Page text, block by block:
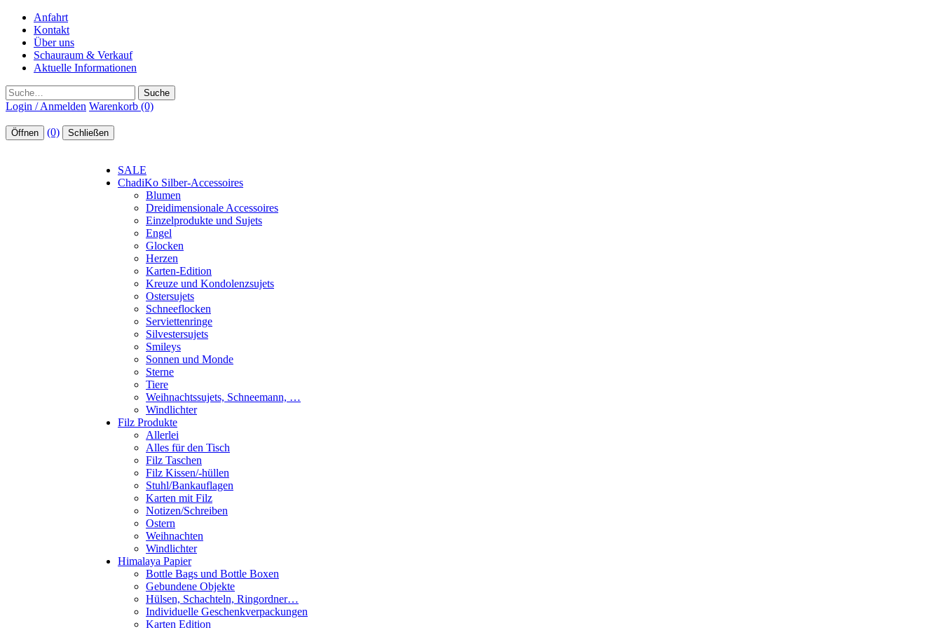
Anfahrt
Kontakt
Über uns
Schauraum & Verkauf
Aktuelle Informationen
Suche
Login / Anmelden Warenkorb (0)
Öffnen (0) Schließen
SALE
ChadiKo Silber-Accessoires
Blumen
Dreidimensionale Accessoires
Einzelprodukte und Sujets
Engel
Glocken
Herzen
Karten-Edition
Kreuze und Kondolenzsujets
Ostersujets
Schneeflocken
Serviettenringe
Silvestersujets
Smileys
Sonnen und Monde
Sterne
Tiere
Weihnachtssujets, Schneemann, …
Windlichter
Filz Produkte
Allerlei
Alles für den Tisch
Filz Taschen
Filz Kissen/-hüllen
Stuhl/Bankauflagen
Karten mit Filz
Notizen/Schreiben
Ostern
Weihnachten
Windlichter
Himalaya Papier
Bottle Bags und Bottle Boxen
Gebundene Objekte
Hülsen, Schachteln, Ringordner…
Individuelle Geschenkverpackungen
Karten Edition